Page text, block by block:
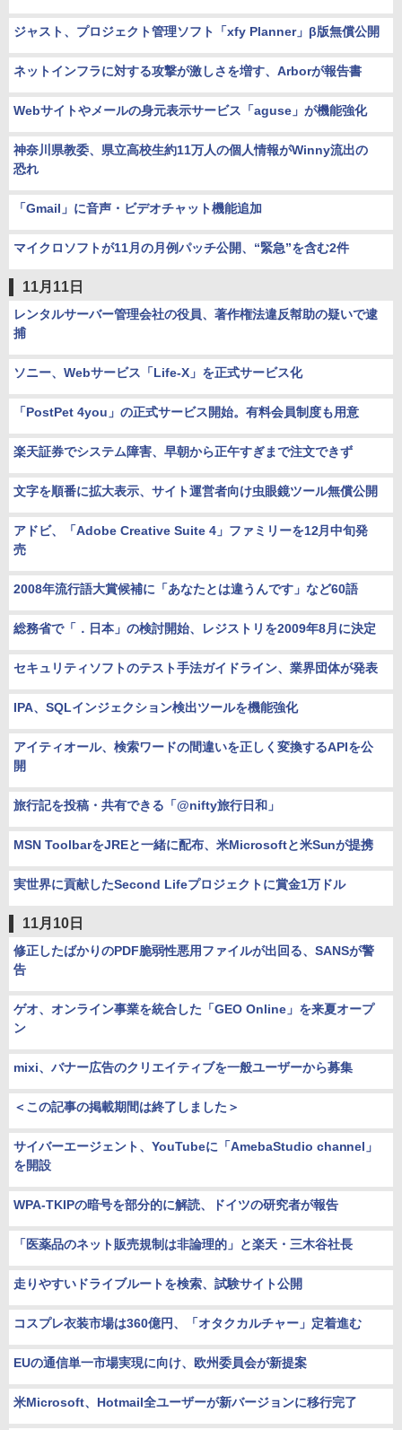
ジャスト、プロジェクト管理ソフト「xfy Planner」β版無償公開
ネットインフラに対する攻撃が激しさを増す、Arborが報告書
Webサイトやメールの身元表示サービス「aguse」が機能強化
神奈川県教委、県立高校生約11万人の個人情報がWinny流出の
恐れ
「Gmail」に音声・ビデオチャット機能追加
マイクロソフトが11月の月例パッチ公開、“緊急”を含む2件
11月11日
レンタルサーバー管理会社の役員、著作権法違反幇助の疑いで逮
捕
ソニー、Webサービス「Life-X」を正式サービス化
「PostPet 4you」の正式サービス開始。有料会員制度も用意
楽天証券でシステム障害、早朝から正午すぎまで注文できず
文字を順番に拡大表示、サイト運営者向け虫眼鏡ツール無償公開
アドビ、「Adobe Creative Suite 4」ファミリーを12月中旬発
売
2008年流行語大賞候補に「あなたとは違うんです」など60語
総務省で「．日本」の検討開始、レジストリを2009年8月に決定
セキュリティソフトのテスト手法ガイドライン、業界団体が発表
IPA、SQLインジェクション検出ツールを機能強化
アイティオール、検索ワードの間違いを正しく変換するAPIを公
開
旅行記を投稿・共有できる「@nifty旅行日和」
MSN ToolbarをJREと一緒に配布、米Microsoftと米Sunが提携
実世界に貢献したSecond Lifeプロジェクトに賞金1万ドル
11月10日
修正したばかりのPDF脆弱性悪用ファイルが出回る、SANSが警
告
ゲオ、オンライン事業を統合した「GEO Online」を来夏オープ
ン
mixi、バナー広告のクリエイティブを一般ユーザーから募集
＜この記事の掲載期間は終了しました＞
サイバーエージェント、YouTubeに「AmebaStudio channel」
を開設
WPA-TKIPの暗号を部分的に解読、ドイツの研究者が報告
「医薬品のネット販売規制は非論理的」と楽天・三木谷社長
走りやすいドライブルートを検索、試験サイト公開
コスプレ衣装市場は360億円、「オタクカルチャー」定着進む
EUの通信単一市場実現に向け、欧州委員会が新提案
米Microsoft、Hotmail全ユーザーが新バージョンに移行完了